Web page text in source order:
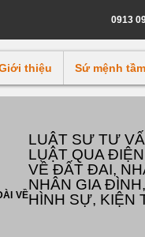
0913
thiệu Sứ mệnh
VỀ
LUẬT SƯ TƯ
LUẬT QUA
VỀ ĐẤT ĐAI,
NHÂN GIA
HÌNH SỰ, KIỆN